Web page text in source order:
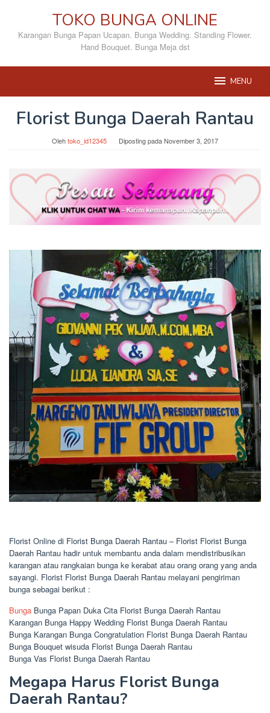
konten
TOKO BUNGA ONLINE
Karangan Bunga Papan Ucapan. Bunga Wedding. Standing Flower.
Hand Bouquet. Bunga Meja dst
MENU
Florist Bunga Daerah Rantau
Olehtoko_id12345 Diposting padaNovember 3, 2017
Florist Online di Florist Bunga Daerah Rantau – Florist Florist Bunga
Daerah Rantau hadir untuk membantu anda dalam mendistribusikan
karangan atau rangkaian bunga ke kerabat atau orang orang yang anda
sayangi. Florist Florist Bunga Daerah Rantau melayani pengiriman
bunga sebagai berikut :
Bunga Bunga Papan Duka Cita Florist Bunga Daerah Rantau
Karangan Bunga Happy Wedding Florist Bunga Daerah Rantau
Bunga Karangan Bunga Congratulation Florist Bunga Daerah Rantau
Bunga Bouquet wisuda Florist Bunga Daerah Rantau
Bunga Vas Florist Bunga Daerah Rantau
Megapa Harus Florist Bunga
Daerah Rantau?